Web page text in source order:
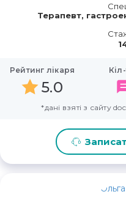
Терапевт,
Рейтинг лікаря
5.0
*дані взяті з сайту